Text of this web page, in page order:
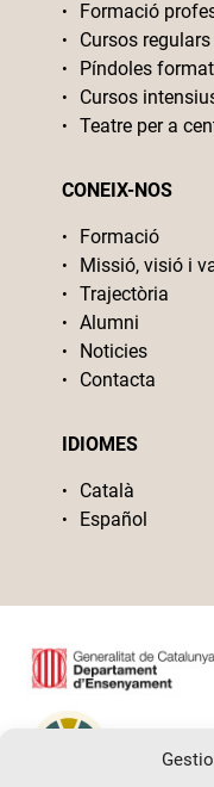
Formació
Cursos
Píndoles
Cursos
Teatre per a
CONEIX-NOS
Formació
Missió, visió i
Trajectòria
Alumni
Noticies
Contacta
IDIOMES
Català
Español